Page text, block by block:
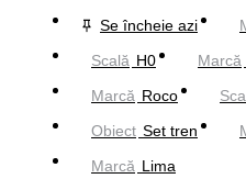
Se încheie azi
Scală H0 Marcă
Marcă Roco
Obiect Set tren
Marcă Lima